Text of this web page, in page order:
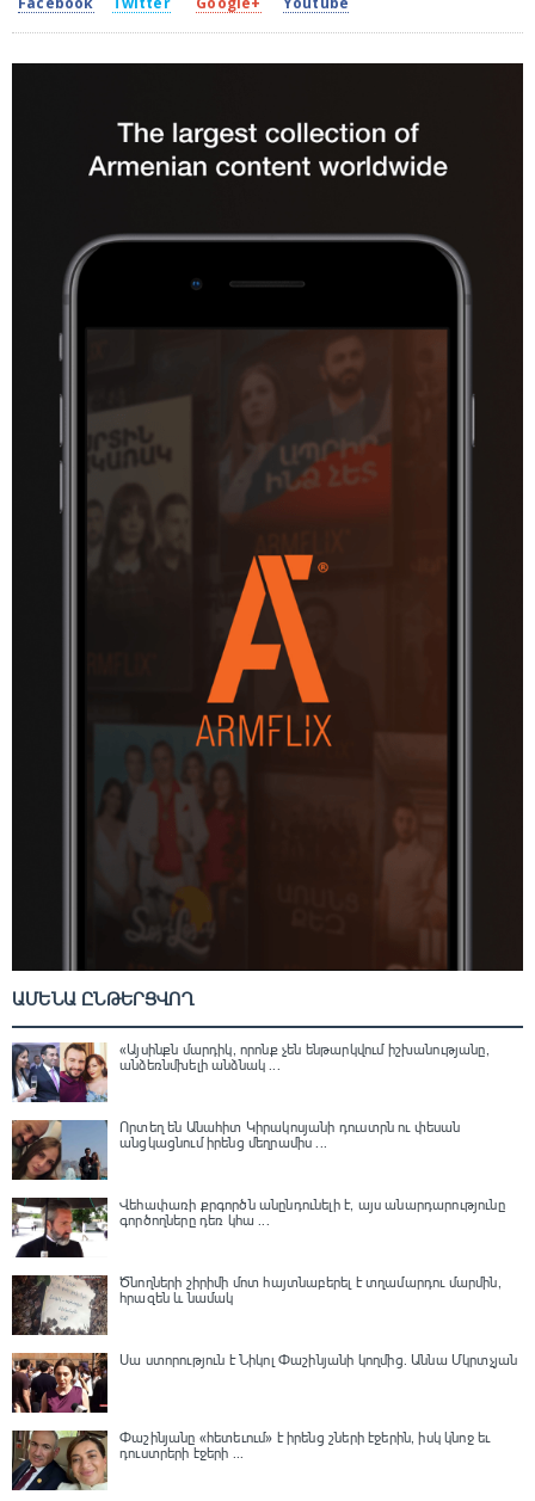
ԱՄԵՆԱ ԸՆԹԵՐՑՎՈՂ
«Այսինքն մարդիկ, որոնք չեն ենթարկվում իշխանությանը,
անձեռնմխելի անձնակ ...
Որտեղ են Անահիտ Կիրակոսյանի դուստրն ու փեսան
անցկացնում իրենց մեղրամիս ...
Վեհափառի քրգործն անընդունելի է, այս անարդարությունը
գործողները դեռ կհա ...
Ծնողների շիրիմի մոտ հայտնաբերել է տղամարդու մարմին,
հրազեն և նամակ
Սա ստորություն է Նիկոլ Փաշինյանի կողմից․ Աննա Մկրտչյան
Փաշինյանը «հետեւում» է իրենց շների էջերին, իսկ կնոջ եւ
դուստրերի էջերի ...